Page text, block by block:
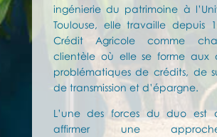
ingénierie du patrimoine à
Toulouse, elle travaille depuis
Crédit Agricole comme
clientèle où elle se forme aux
problématiques de crédits, de
de transmission et d’épargne.
L’une des forces du duo est
affirmer une